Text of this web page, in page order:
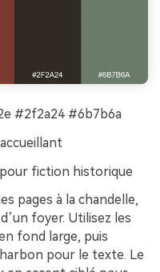
#2f2a24 #6b7b6a
fiction historique
pages à la chandelle,
foyer. Utilisez les
fond large, puis
pour le texte. Le